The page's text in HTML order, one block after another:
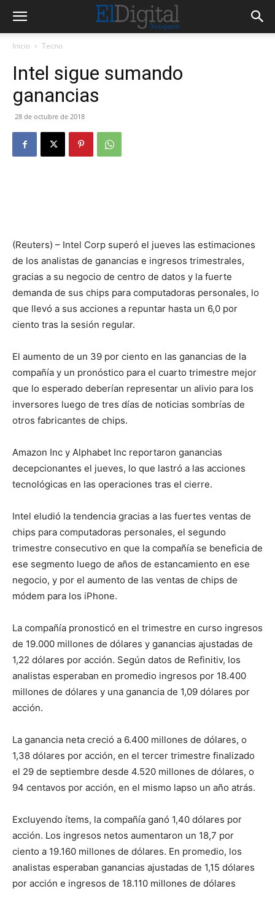
Inicio Tecno
Intel sigue sumando
ganancias
28 de octubre de 2018
(Reuters) – Intel Corp superó el jueves las estimaciones
de los analistas de ganancias e ingresos trimestrales,
gracias a su negocio de centro de datos y la fuerte
demanda de sus chips para computadoras personales, lo
que llevó a sus acciones a repuntar hasta un 6,0 por
ciento tras la sesión regular.
El aumento de un 39 por ciento en las ganancias de la
compañía y un pronóstico para el cuarto trimestre mejor
que lo esperado deberían representar un alivio para los
inversores luego de tres días de noticias sombrías de
otros fabricantes de chips.
Amazon Inc y Alphabet Inc reportaron ganancias
decepcionantes el jueves, lo que lastró a las acciones
tecnológicas en las operaciones tras el cierre.
Intel eludió la tendencia gracias a las fuertes ventas de
chips para computadoras personales, el segundo
trimestre consecutivo en que la compañía se beneficia de
ese segmento luego de años de estancamiento en ese
negocio, y por el aumento de las ventas de chips de
módem para los iPhone.
La compañía pronosticó en el trimestre en curso ingresos
de 19.000 millones de dólares y ganancias ajustadas de
1,22 dólares por acción. Según datos de Refinitiv, los
analistas esperaban en promedio ingresos por 18.400
millones de dólares y una ganancia de 1,09 dólares por
acción.
La ganancia neta creció a 6.400 millones de dólares, o
1,38 dólares por acción, en el tercer trimestre finalizado
el 29 de septiembre desde 4.520 millones de dólares, o
94 centavos por acción, en el mismo lapso un año atrás.
Excluyendo ítems, la compañía ganó 1,40 dólares por
acción. Los ingresos netos aumentaron un 18,7 por
ciento a 19.160 millones de dólares. En promedio, los
analistas esperaban ganancias ajustadas de 1,15 dólares
por acción e ingresos de 18.110 millones de dólares